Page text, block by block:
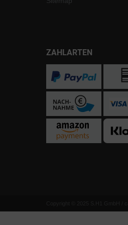
ZAHLARTEN
Copyright © 2025 S.H1 GmbH /